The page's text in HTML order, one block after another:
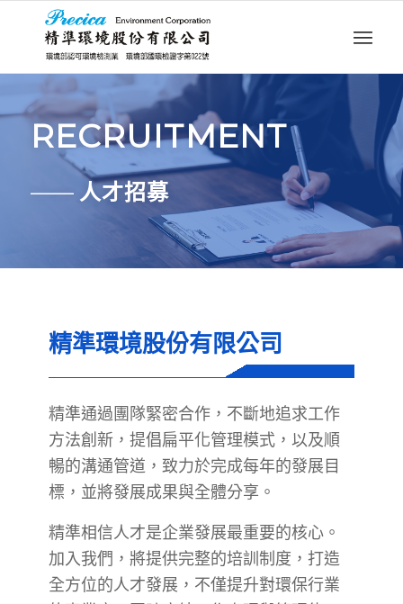
RECRUITMENT
—— 人才招募
精準環境股份有限公司
精準通過團隊緊密合作，不斷地追求工作
方法創新，提倡扁平化管理模式，以及順
暢的溝通管道，致力於完成每年的發展目
標，並將發展成果與全體分享。
精準相信人才是企業發展最重要的核心。
加入我們，將提供完整的培訓制度，打造
全方位的人才發展，不僅提升對環保行業